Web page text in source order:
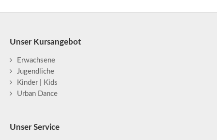
Unser Kursangebot
Erwachsene
Jugendliche
Kinder | Kids
Urban Dance
Unser Service